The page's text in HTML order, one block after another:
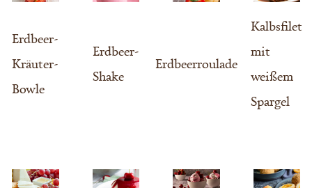
Erdbeer-
Kräuter-
Bowle
Erdbeer-
Shake
Erdbeerroulade
Kalbsfilet
mit
weißem
Spargel